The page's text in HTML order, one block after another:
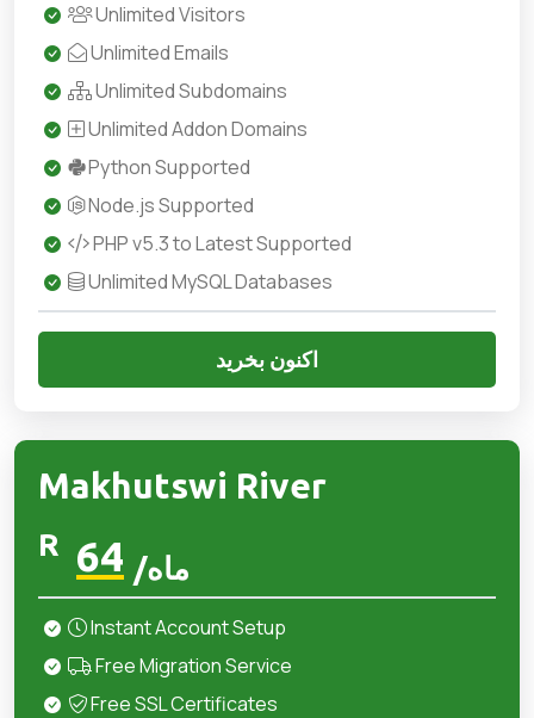
Unlimited Visitors
Unlimited Emails
Unlimited Subdomains
Unlimited Addon Domains
Python Supported
Node.js Supported
PHP v5.3 to Latest Supported
Unlimited MySQL Databases
اکنون بخرید
Makhutswi River
R 64 /ماه
Instant Account Setup
Free Migration Service
Free SSL Certificates